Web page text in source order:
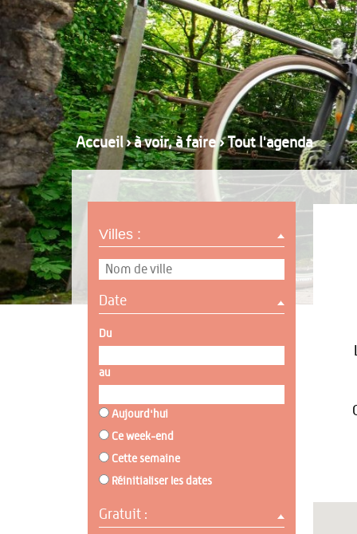
Accueil›à voir, à faire›Tout l'agenda
Villes :
Date
Du
au
Aujourd'hui
Ce week-end
Cette semaine
Réinitialiser les dates
Gratuit :